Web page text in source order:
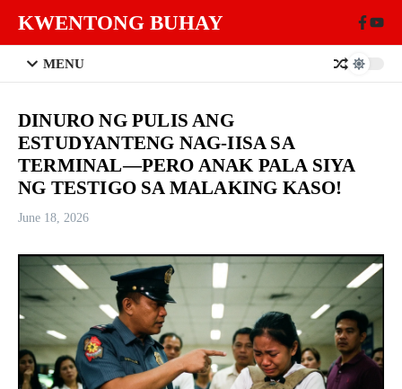
KWENTONG BUHAY
MENU
DINURO NG PULIS ANG
ESTUDYANTENG NAG-IISA SA
TERMINAL—PERO ANAK PALA SIYA
NG TESTIGO SA MALAKING KASO!
June 18, 2026